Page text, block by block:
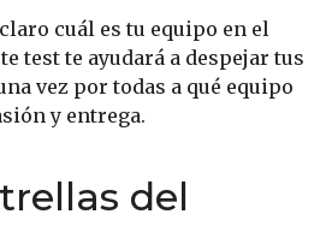
cuál es tu equipo en el
test te ayudará a despejar tus
vez por todas a qué equipo
y entrega.
del